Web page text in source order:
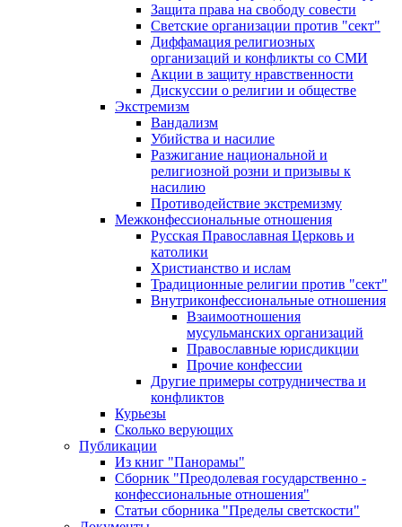
Защита права на свободу совести
Светские организации против "сект"
Диффамация религиозных
организаций и конфликты со СМИ
Акции в защиту нравственности
Дискуссии о религии и обществе
Экстремизм
Вандализм
Убийства и насилие
Разжигание национальной и
религиозной розни и призывы к
насилию
Противодействие экстремизму
Межконфессиональные отношения
Русская Православная Церковь и
католики
Христианство и ислам
Традиционные религии против "сект"
Внутриконфессиональные отношения
Взаимоотношения
мусульманских организаций
Православные юрисдикции
Прочие конфессии
Другие примеры сотрудничества и
конфликтов
Курьезы
Сколько верующих
Публикации
Из книг "Панорамы"
Сборник "Преодолевая государственно -
конфессиональные отношения"
Статьи сборника "Пределы светскости"